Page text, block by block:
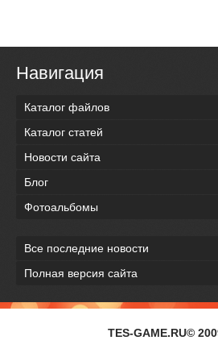
Навигация
Каталог файлов
Каталог статей
Новости сайта
Блог
Фотоальбомы
Все последние новости
Полная версия сайта
TES-GAME.RU©